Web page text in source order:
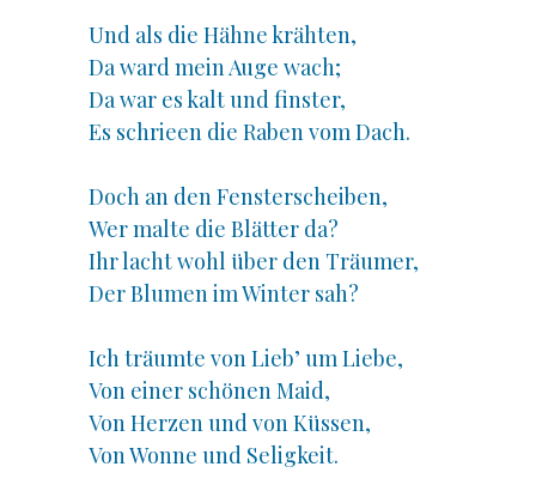
Und als die Hähne krähten,
Da ward mein Auge wach;
Da war es kalt und finster,
Es schrieen die Raben vom Dach.
Doch an den Fensterscheiben,
Wer malte die Blätter da?
Ihr lacht wohl über den Träumer,
Der Blumen im Winter sah?
Ich träumte von Lieb’ um Liebe,
Von einer schönen Maid,
Von Herzen und von Küssen,
Von Wonne und Seligkeit.